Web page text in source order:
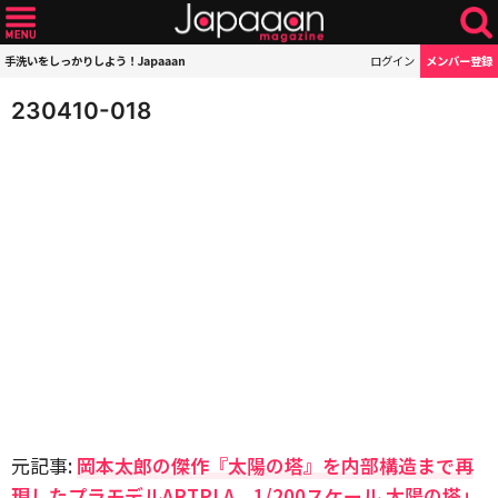
手洗いをしっかりしよう！Japaaan ログイン メンバー登録
230410-018
元記事: 岡本太郎の傑作『太陽の塔』を内部構造まで再